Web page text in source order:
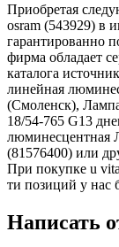
Приобретая
osram (543929) в
гарантированно
фирма обладает
каталога
линейная
(Смоленск),
18/54-765 G13
люминесцентная
(81576400) или
При покупке u
ти позиций у нас
Написать